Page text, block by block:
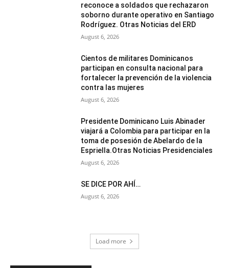
reconoce a soldados que rechazaron
soborno durante operativo en Santiago
Rodríguez. Otras Noticias del ERD
August 6, 2026
Cientos de militares Dominicanos
participan en consulta nacional para
fortalecer la prevención de la violencia
contra las mujeres
August 6, 2026
Presidente Dominicano Luis Abinader
viajará a Colombia para participar en la
toma de posesión de Abelardo de la
Espriella.Otras Noticias Presidenciales
August 6, 2026
SE DICE POR AHÍ…
August 6, 2026
Load more